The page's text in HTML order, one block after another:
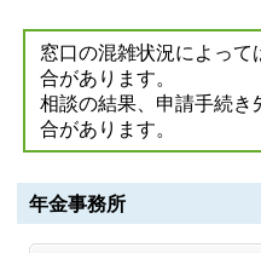
窓口の混雑状況によっ
合があります。
相談の結果、申請手続き
合があります。
年金事務所